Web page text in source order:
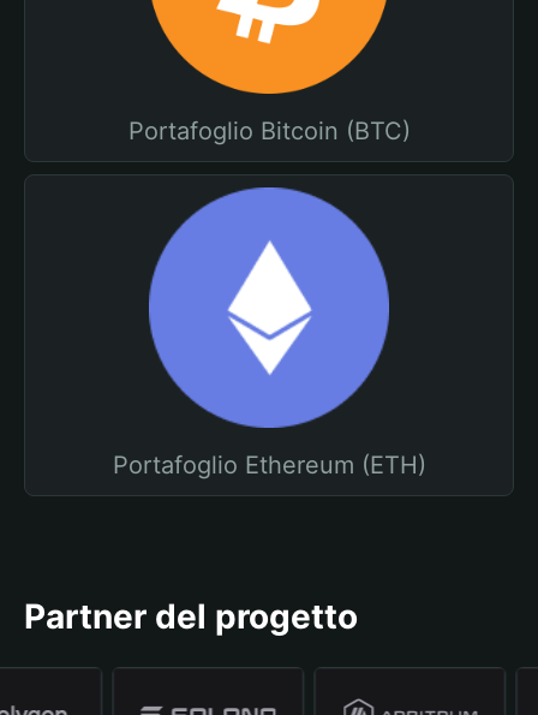
Portafoglio Bitcoin (BTC)
Portafoglio Ethereum (ETH)
Partner del progetto